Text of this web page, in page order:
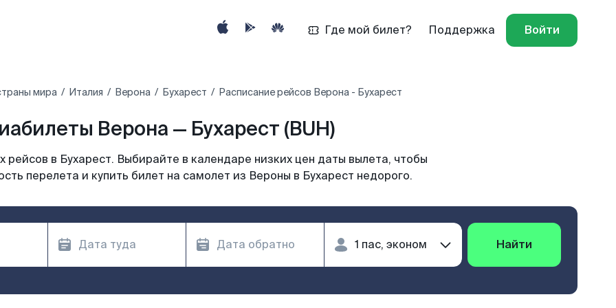
Где мой билет? Поддержка Войти
мира Италия Верона Бухарест Расписание рейсов Верона - Бухарест
Верона — Бухарест (BUH)
в Бухарест. Выбирайте в календаре низких цен даты вылета, чтобы
перелета и купить билет на самолет из Вероны в Бухарест недорого.
Найти